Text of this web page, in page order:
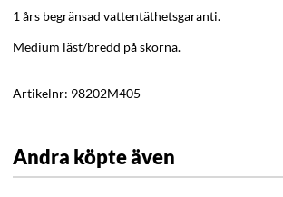
1 års begränsad vattentäthetsgaranti.
Medium läst/bredd på skorna.
Artikelnr: 98202M405
Andra köpte även